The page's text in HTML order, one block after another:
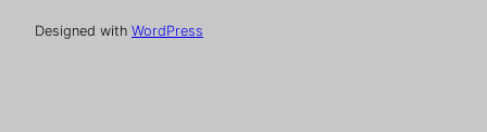
Designed with WordPress